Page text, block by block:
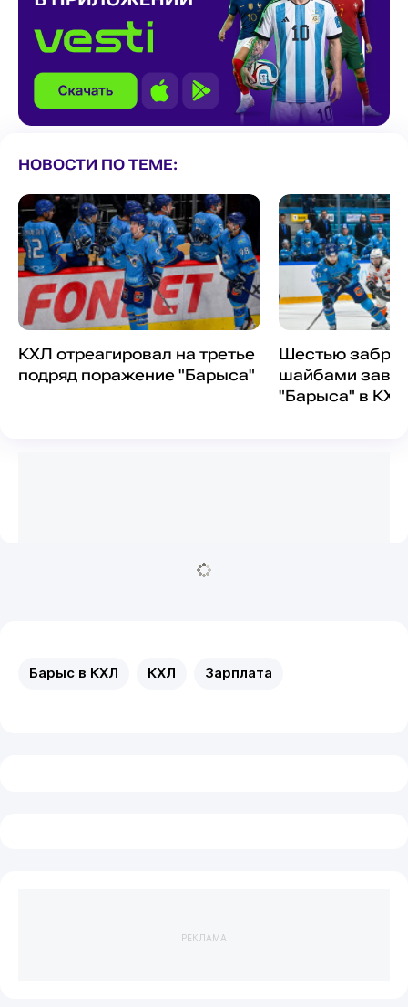
НОВОСТИ ПО ТЕМЕ:
КХЛ отреагировал на третье
подряд поражение "Барыса"
Шестью
шайбами
"Барыса" в КХЛ
Барыс в КХЛ КХЛ Зарплата
РЕКЛАМА